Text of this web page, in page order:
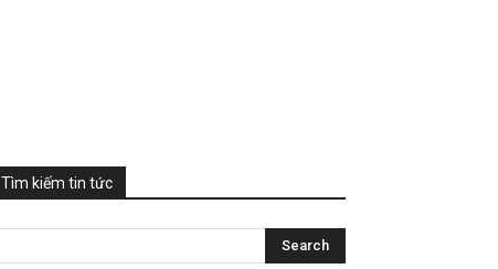
Tìm kiếm tin tức